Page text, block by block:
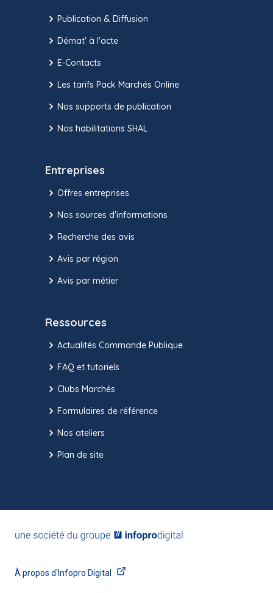
Publication & Diffusion
Démat' à l'acte
E-Contacts
Les tarifs Pack Marchés Online
Nos supports de publication
Nos habilitations SHAL
Entreprises
Offres entreprises
Nos sources d'informations
Recherche des avis
Avis par région
Avis par métier
Ressources
Actualités Commande Publique
FAQ et tutoriels
Clubs Marchés
Formulaires de référence
Nos ateliers
Plan de site